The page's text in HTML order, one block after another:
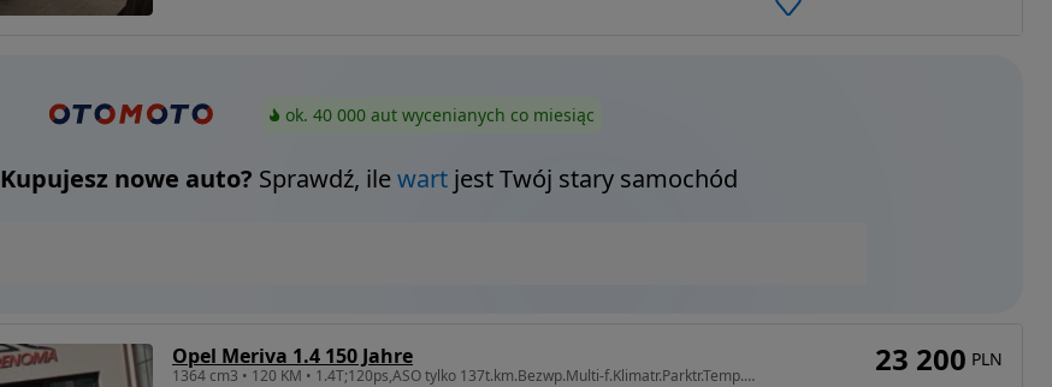
ok. 40 000 aut wycenianych co miesiąc
Kupujesz nowe auto? Sprawdź, ilewartjest Twój stary samochód
Opel Meriva 1.4 150 Jahre
1364 cm3 • 120 KM • 1.4T;120ps,ASO tylko 137t.km.Bezwp.Multi-f.Klimatr.Parktr.Temp.Elektr. 23 200 PLN